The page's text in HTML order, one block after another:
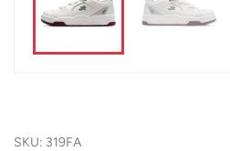
SKU: 319FA